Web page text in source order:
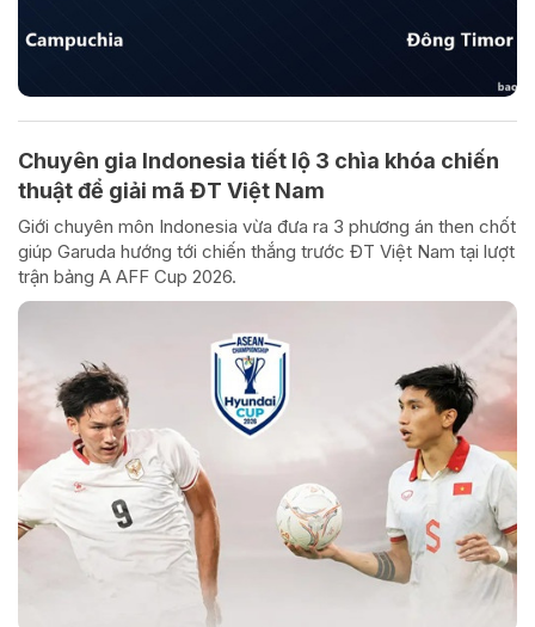
Chuyên gia Indonesia tiết lộ 3 chìa khóa chiến
thuật để giải mã ĐT Việt Nam
Giới chuyên môn Indonesia vừa đưa ra 3 phương án then chốt
giúp Garuda hướng tới chiến thắng trước ĐT Việt Nam tại lượt
trận bảng A AFF Cup 2026.